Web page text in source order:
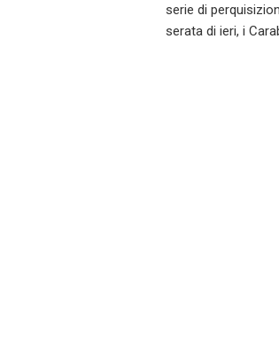
serie di
serata di ieri, i